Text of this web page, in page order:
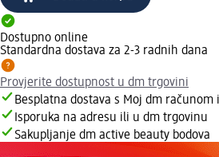
Dostupno online
Standardna dostava za 2-3 radnih dana
Provjerite dostupnost u dm trgovini
Besplatna dostava s Moj dm računom
Isporuka na adresu ili u dm trgovinu
Sakupljanje dm active beauty bodova